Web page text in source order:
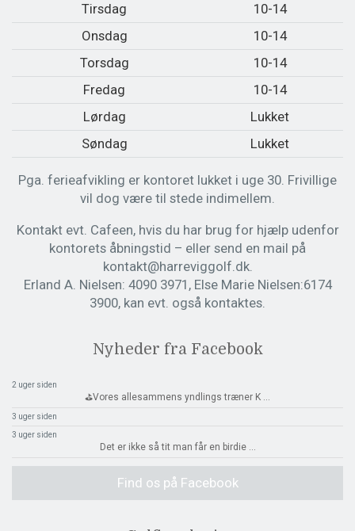
Tirsdag
10-14
Onsdag
10-14
Torsdag
10-14
Fredag
10-14
Lørdag
Lukket
Søndag
Lukket
Pga. ferieafvikling er kontoret lukket i uge 30. Frivillige
vil dog være til stede indimellem.
Kontakt evt. Cafeen, hvis du har brug for hjælp udenfor
kontorets åbningstid – eller send en mail på
kontakt@harreviggolf.dk.
Erland A. Nielsen: 4090 3971, Else Marie Nielsen:6174
3900, kan evt. også kontaktes.
Nyheder fra Facebook
2 uger siden
⛳️Vores allesammens yndlings træner K
3 uger siden
3 uger siden
Det er ikke så tit man får en birdie
Find os på Facebook